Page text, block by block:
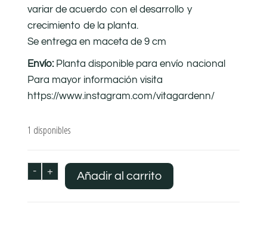
variar de acuerdo con el desarrollo y
crecimiento de la planta.
Se entrega en maceta de 9 cm
Envío: Planta disponible para envío nacional
Para mayor información visita
https://www.instagram.com/vitagardenn/
1 disponibles
- + Añadir al carrito